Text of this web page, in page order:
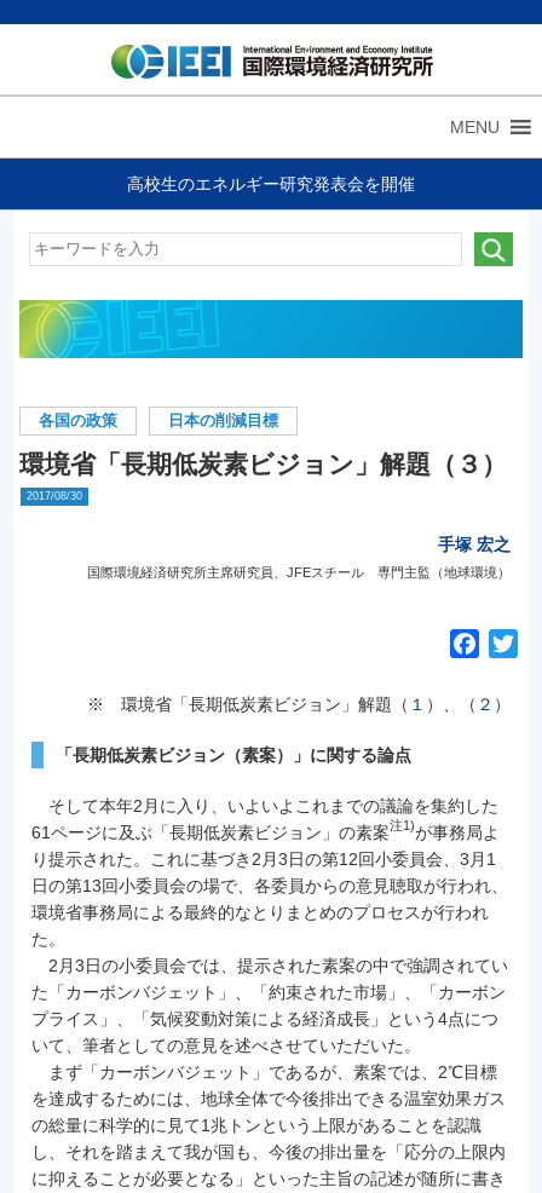
MENU
高校生のエネルギー研究発表会を開催
各国の政策 日本の削減目標
環境省「長期低炭素ビジョン」解題（３）
2017/08/30
手塚 宏之
国際環境経済研究所主席研究員、JFEスチール 専門主監（地球環境）
c
o
k
※ 環境省「長期低炭素ビジョン」解題（ １ ）、（ ２ ）
「長期低炭素ビジョン（素案）」に関する論点
そして本年2月に入り、いよいよこれまでの議論を集約した
61ページに及ぶ「長期低炭素ビジョン」の素案注1)が事務局よ
り提示された。
これに基づき2月3日の第12回小委員会、3月1
日の第13回小委員会の場で、各委員からの意見聴取が行われ、
環境省事務局による最終的なとりまとめのプロセスが行われ
た。
2月3日の小委員会では、提示された素案の中で強調されてい
た「カーボンバジェット」、「約束された市場」、「カーボン
プライス」、「気候変動対策による経済成長」という4点につ
いて、筆者としての意見を述べさせていただいた。
まず「カーボンバジェット」であるが、素案では、2℃目標
を達成するためには、地球全体で今後排出できる温室効果ガス
の総量に科学的に見て1兆トンという上限があることを認識
し、それを踏まえて我が国も、今後の排出量を「応分の上限内
に抑えることが必要となる」といった主旨の記述が随所に書き